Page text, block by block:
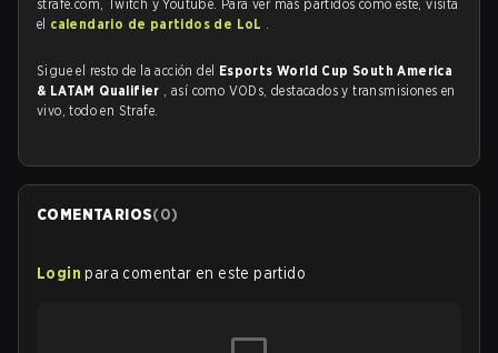
strafe.com, Twitch y Youtube. Para ver más partidos como este, visita
el calendario de partidos de LoL .
Sigue el resto de la acción del Esports World Cup South America
& LATAM Qualifier , así como VODs, destacados y transmisiones en
vivo, todo en Strafe.
COMENTARIOS(0)
Login para comentar en este partido